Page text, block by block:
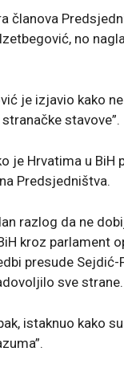
članova
no
je izjavio kako
stavove”.
je Hrvatima u
Predsjedništva.
razlog da ne
kroz parlament
presude
sve strane.
istaknuo kako